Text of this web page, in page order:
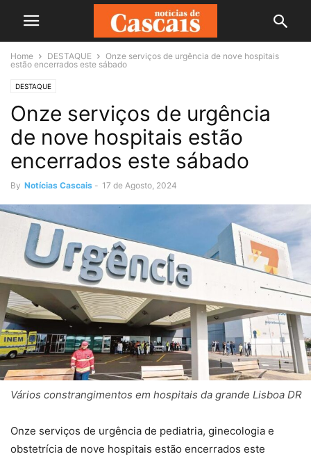
Home DESTAQUE
Onze serviços de urgência de nove hospitais
estão encerrados este sábado
DESTAQUE
Onze serviços de urgência
de nove hospitais estão
encerrados este sábado
By Notícias Cascais - 17 de Agosto, 2024
Vários constrangimentos em hospitais da grande Lisboa DR
Onze serviços de urgência de pediatria, ginecologia e
obstetrícia de nove hospitais estão encerrados este